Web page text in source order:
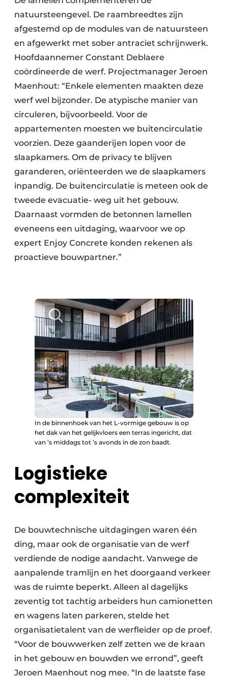
natuursteengevel. De raambreedtes zijn
afgestemd op de modules van de natuursteen
en afgewerkt met sober antraciet schrijnwerk.
Hoofdaannemer Constant Deblaere
coördineerde de werf. Projectmanager Jeroen
Maenhout: “Enkele elementen maakten deze
werf wel bijzonder. De atypische manier van
circuleren, bijvoorbeeld. Voor de
appartementen moesten we buitencirculatie
voorzien. Deze gaanderijen lopen voor de
slaapkamers. Om de privacy te blijven
garanderen, oriënteerden we de slaapkamers
inpandig. De buitencirculatie is meteen ook de
tweede evacuatie- weg uit het gebouw.
Daarnaast vormden de betonnen lamellen
eveneens een uitdaging, waarvoor we op
expert Enjoy Concrete konden rekenen als
proactieve bouwpartner.”
In de binnenhoek van het L-vormige gebouw is op
het dak van het gelijkvloers een terras ingericht, dat
van ’s middags tot ’s avonds in de zon baadt.
Logistieke
complexiteit
De bouwtechnische uitdagingen waren één
ding, maar ook de organisatie van de werf
verdiende de nodige aandacht. Vanwege de
aanpalende tramlijn en het doorgaand verkeer
was de ruimte beperkt. Alleen al dagelijks
zeventig tot tachtig arbeiders hun camionetten
en wagens laten parkeren, stelde het
organisatietalent van de werfleider op de proef.
“Voor de bouwwerken zelf zetten we de kraan
in het gebouw en bouwden we errond”, geeft
Jeroen Maenhout nog mee. “In de laatste fase